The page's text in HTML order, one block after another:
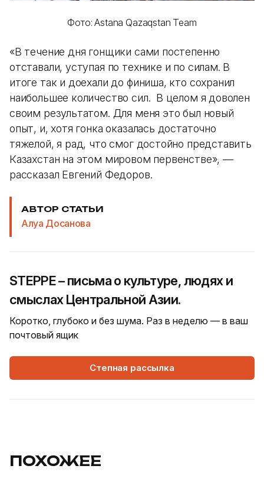
Фото: Astana Qazaqstan Team
«В течение дня гонщики сами постепенно
отставали, уступая по технике и по силам. В
итоге так и доехали до финиша, кто сохранил
наибольшее количество сил. В целом я доволен
своим результатом. Для меня это был новый
опыт, и, хотя гонка оказалась достаточно
тяжелой, я рад, что смог достойно представить
Казахстан на этом мировом первенстве», —
рассказал Евгений Федоров.
АВТОР СТАТЬИ
Алуа Досанова
STEPPE – письма о культуре, людях и
смыслах Центральной Азии.
Коротко, глубоко и без шума. Раз в неделю — в ваш
почтовый ящик
Степная рассылка
ПОХОЖЕЕ